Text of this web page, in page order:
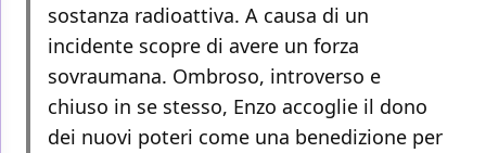
sostanza radioattiva. A causa di un
incidente scopre di avere un forza
sovraumana. Ombroso, introverso e
chiuso in se stesso, Enzo accoglie il dono
dei nuovi poteri come una benedizione per